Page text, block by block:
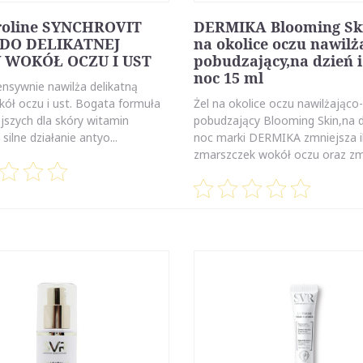
SYNCHROVIT
DELIKATNEJ
WOKÓŁ OCZU I UST
nawilża delikatną
oczu i ust. Bogata formuła
dla skóry witamin
działanie antyo...
DERMIKA Blooming
na okolice oczu
pobudzający,na dzień
noc 15 ml
Żel na okolice oczu nawilżająco-
pobudzający Blooming Skin,na
noc marki DERMIKA zmniejsza
zmarszczek wokół oczu oraz